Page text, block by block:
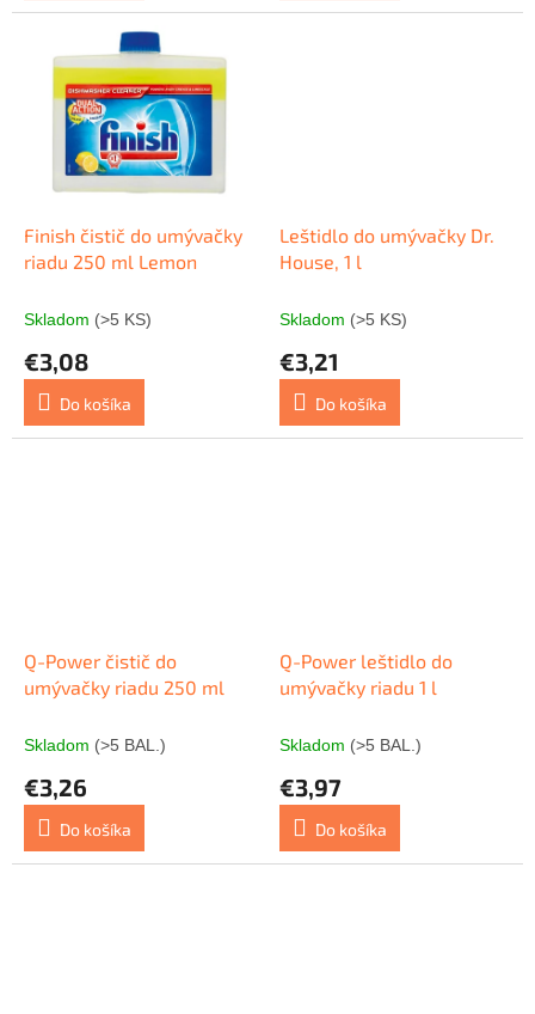
Finish čistič do umývačky
riadu 250 ml Lemon
Skladom (>5 KS)
€3,08
Do košíka
Leštidlo do umývačky Dr.
House, 1 l
Skladom (>5 KS)
€3,21
Do košíka
Q-Power čistič do
umývačky riadu 250 ml
Skladom (>5 BAL.)
€3,26
Do košíka
Q-Power leštidlo do
umývačky riadu 1 l
Skladom (>5 BAL.)
€3,97
Do košíka